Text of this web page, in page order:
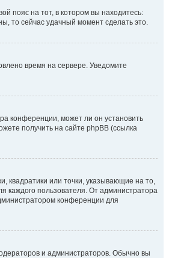
пояс на тот, в котором вы находитесь:
то сейчас удачный момент сделать это.
время на сервере. Уведомите
конференции, может ли он установить
получить на сайте phpBB (ссылка
квадратики или точки, указывающие на то,
каждого пользователя. От администратора
конференции для
и администраторов. Обычно вы